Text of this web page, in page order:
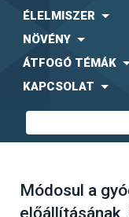
ÉLELMISZER
NÖVÉNY
ÁTFOGÓ TÉMÁK
KAPCSOLAT
Módosul a